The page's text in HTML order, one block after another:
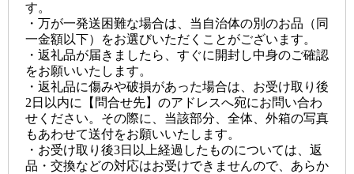
す。
・万が一発送困難な場合は、当自治体の別のお品（同
一金額以下）をお選びいただくことがございます。
・返礼品が届きましたら、すぐに開封し中身のご確認
をお願いいたします。
・返礼品に傷みや破損があった場合は、お受け取り後
2日以内に【問合せ先】のアドレスへ宛にお問い合わ
せください。その際に、当該部分、全体、外箱の写真
もあわせて送付をお願いいたします。
・お受け取り後3日以上経過したものについては、返
品・交換などの対応はお受けできませんので、あらか